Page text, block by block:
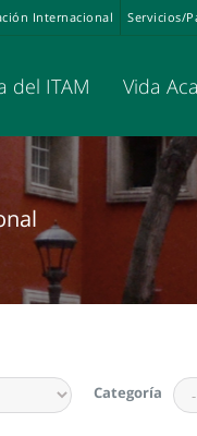
Internacional Servicios/
del ITAM Vida
Categoría